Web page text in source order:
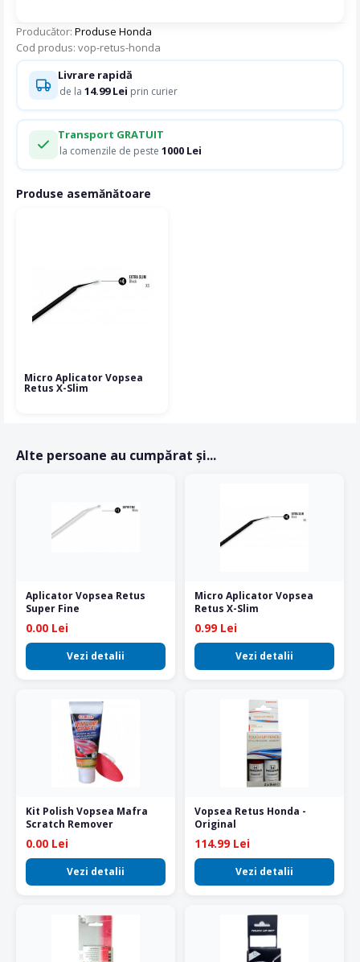
Producător: Produse Honda
Cod produs: vop-retus-honda
Produse asemănătoare
Micro Aplicator Vopsea
Retus X-Slim
Livrare rapidă
de la 14.99 Lei prin curier
Transport GRATUIT
la comenzile de peste 1000 Lei
Alte persoane au cumpărat și...
Aplicator Vopsea Retus
Super Fine
0.00 Lei
Vezi detalii
Micro Aplicator Vopsea
Retus X-Slim
0.99 Lei
Vezi detalii
Kit Polish Vopsea Mafra
Scratch Remover
0.00 Lei
Vezi detalii
Vopsea Retus Honda -
Original
114.99 Lei
Vezi detalii